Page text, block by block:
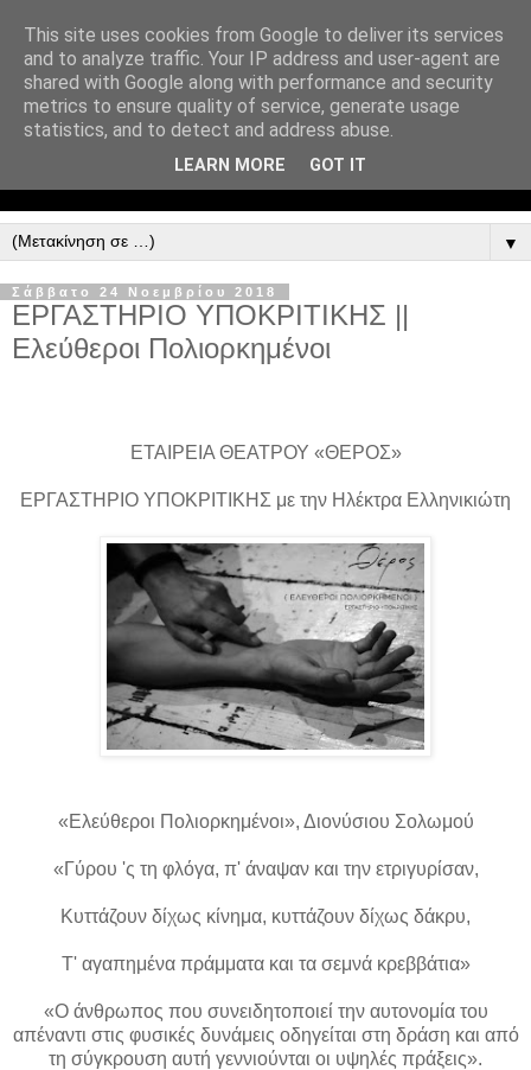
▼
Σάββατο 24 Νοεμβρίου 2018
ΕΡΓΑΣΤΗΡΙΟ ΥΠΟΚΡΙΤΙΚΗΣ ||
Ελεύθεροι Πολιορκημένοι
ΕΤΑΙΡΕΙΑ ΘΕΑΤΡΟΥ «ΘΕΡΟΣ»
ΕΡΓΑΣΤΗΡΙΟ ΥΠΟΚΡΙΤΙΚΗΣ με την Ηλέκτρα Ελληνικιώτη
«Ελεύθεροι Πολιορκημένοι», Διονύσιου Σολωμού
«Γύρου 'ς τη φλόγα, π' άναψαν και την ετριγυρίσαν,
Κυττάζουν δίχως κίνημα, κυττάζουν δίχως δάκρυ,
Τ' αγαπημένα πράμματα και τα σεμνά κρεββάτια»
«Ο άνθρωπος που συνειδητοποιεί την αυτονομία του
απέναντι στις φυσικές δυνάμεις οδηγείται στη δράση και από
τη σύγκρουση αυτή γεννιούνται οι υψηλές πράξεις».
This site uses cookies from Google to deliver its services
and to analyze traffic. Your IP address and user-agent are
shared with Google along with performance and security
metrics to ensure quality of service, generate usage
statistics, and to detect and address abuse.
LEARN MORE GOT IT